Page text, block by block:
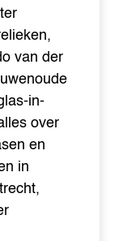
van der
in-
over
en
in